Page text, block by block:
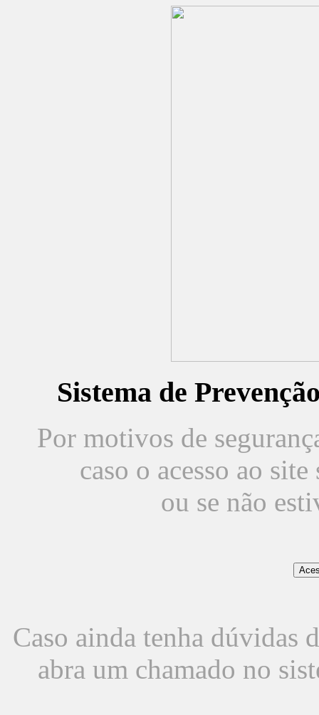
Sistema de
Por motivos de
caso o acesso ao
ou se não
Caso ainda tenha dúvidas
abra um chamado no